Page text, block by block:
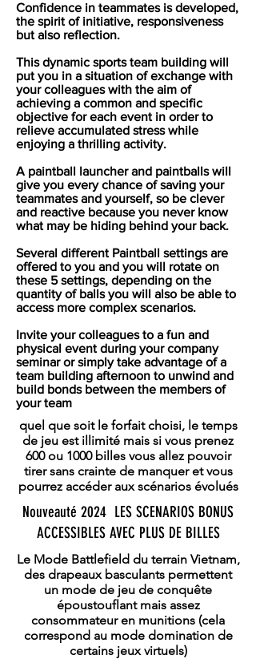
Confidence in teammates is developed,
the spirit of initiative, responsiveness
but also reflection.
This dynamic sports team building will
put you in a situation of exchange with
your colleagues with the aim of
achieving a common and specific
objective for each event in order to
relieve accumulated stress while
enjoying a thrilling activity.
A paintball launcher and paintballs will
give you every chance of saving your
teammates and yourself, so be clever
and reactive because you never know
what may be hiding behind your back.
Several different Paintball settings are
offered to you and you will rotate on
these 5 settings, depending on the
quantity of balls you will also be able to
access more complex scenarios.
Invite your colleagues to a fun and
physical event during your company
seminar or simply take advantage of a
team building afternoon to unwind and
build bonds between the members of
your team
quel que soit le forfait choisi, le temps
de jeu est illimité mais si vous prenez
600 ou 1000 billes vous allez pouvoir
tirer sans crainte de manquer et vous
pourrez accéder aux scénarios évolués
Nouveauté 2024 LES SCENARIOS BONUS
ACCESSIBLES AVEC PLUS DE BILLES
Le Mode Battlefield du terrain Vietnam,
des drapeaux basculants permettent
un mode de jeu de conquête
époustouflant mais assez
consommateur en munitions (cela
correspond au mode domination de
certains jeux virtuels)